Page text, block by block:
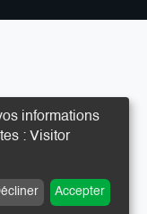
informations
: Visitor
Accepter